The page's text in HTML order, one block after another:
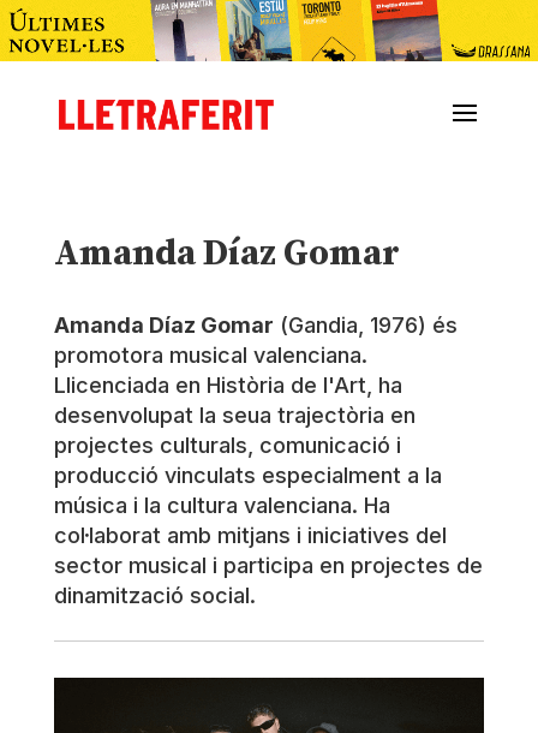
Amanda Díaz Gomar
Amanda Díaz Gomar (Gandia, 1976) és
promotora musical valenciana.
Llicenciada en Història de l'Art, ha
desenvolupat la seua trajectòria en
projectes culturals, comunicació i
producció vinculats especialment a la
música i la cultura valenciana. Ha
col·laborat amb mitjans i iniciatives del
sector musical i participa en projectes de
dinamització social.